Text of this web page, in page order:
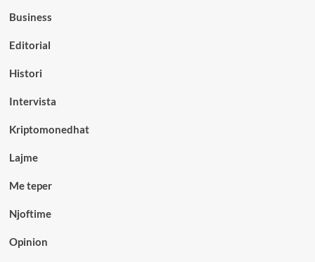
Business
Editorial
Histori
Intervista
Kriptomonedhat
Lajme
Me teper
Njoftime
Opinion